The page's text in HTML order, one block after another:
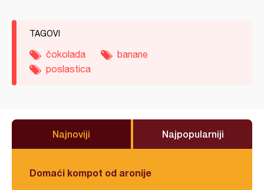
TAGOVI
čokolada
banane
poslastica
Najnoviji Najpopularniji
Domaći kompot od aronije